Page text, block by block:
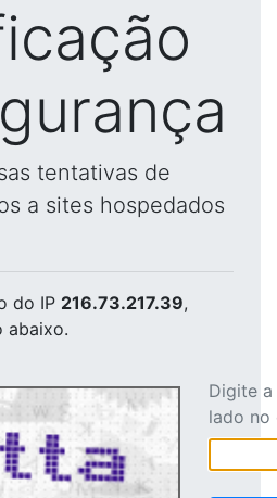
tentativas de
a sites hospedados
do IP 216.73.217.39,
abaixo.
Digite
lado no